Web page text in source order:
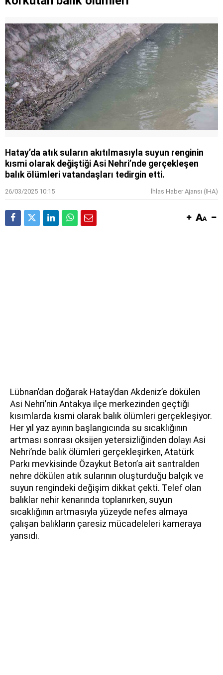
Hatay’da atık suların akıtılmasıyla suyun renginin
kısmi olarak değiştiği Asi Nehri’nde gerçekleşen
balık ölümleri vatandaşları tedirgin etti.
26/03/2025 10:15 İhlas Haber Ajansı (IHA)
Lübnan’dan doğarak Hatay’dan Akdeniz’e dökülen
Asi Nehri’nin Antakya ilçe merkezinden geçtiği
kısımlarda kısmi olarak balık ölümleri gerçekleşiyor.
Her yıl yaz ayının başlangıcında su sıcaklığının
artması sonrası oksijen yetersizliğinden dolayı Asi
Nehri’nde balık ölümleri gerçekleşirken, Atatürk
Parkı mevkisinde Özaykut Beton’a ait santralden
nehre dökülen atık sularının oluşturduğu balçık ve
suyun rengindeki değişim dikkat çekti. Telef olan
balıklar nehir kenarında toplanırken, suyun
sıcaklığının artmasıyla yüzeyde nefes almaya
çalışan balıkların çaresiz mücadeleleri kameraya
yansıdı.